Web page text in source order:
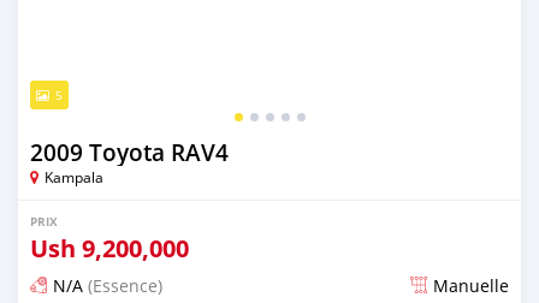
5
2009 Toyota RAV4
Kampala
PRIX
Ush 9,200,000
N/A (Essence) Manuelle